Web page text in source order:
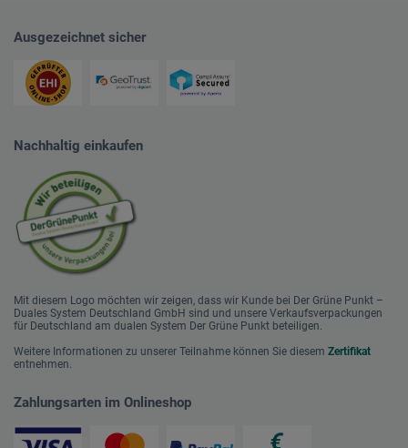
Ausgezeichnet sicher
Nachhaltig einkaufen
Mit diesem Logo möchten wir zeigen, dass wir Kunde bei Der Grüne Punkt –
Duales System Deutschland GmbH sind und unsere Verkaufsverpackungen
für Deutschland am dualen System Der Grüne Punkt beteiligen.
Weitere Informationen zu unserer Teilnahme können Sie diesem Zertifikat
entnehmen.
Zahlungsarten im Onlineshop